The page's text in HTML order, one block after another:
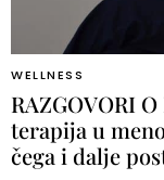
WELLNESS
RAZGOVORI
terapija u
čega i dalje